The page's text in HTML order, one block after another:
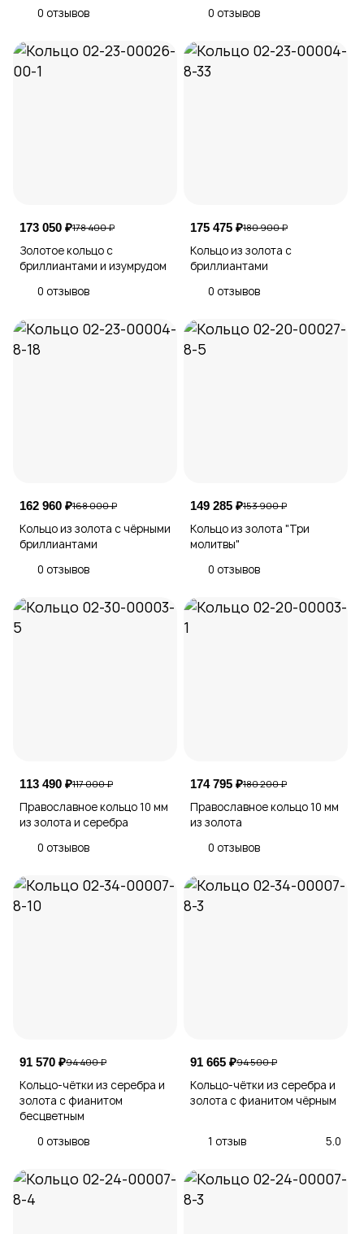
0 отзывов
0 отзывов
173 050 ₽178 400 ₽
Золотое кольцо с
бриллиантами и изумрудом
0 отзывов
175 475 ₽180 900 ₽
Кольцо из золота с
бриллиантами
0 отзывов
162 960 ₽168 000 ₽
Кольцо из золота с чёрными
бриллиантами
0 отзывов
149 285 ₽153 900 ₽
Кольцо из золота "Три
молитвы"
0 отзывов
113 490 ₽117 000 ₽
Православное кольцо 10 мм
из золота и серебра
0 отзывов
174 795 ₽180 200 ₽
Православное кольцо 10 мм
из золота
0 отзывов
91 570 ₽94 400 ₽
Кольцо-чётки из серебра и
золота с фианитом
бесцветным
0 отзывов
91 665 ₽94 500 ₽
Кольцо-чётки из серебра и
золота с фианитом чёрным
1 отзыв 5.0